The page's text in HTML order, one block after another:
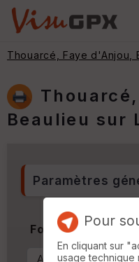
Thouarcé, Faye d'Anjou,
Beaulieu sur
Paramètres
Format &Pour
En cliquant sur
usage technique